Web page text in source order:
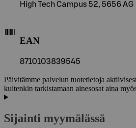
High Tech Campus 52, 5656 AG
EAN
8710103839545
Päivitämme palvelun tuotetietoja
kuitenkin tarkistamaan ainesosat aina
Sijainti myymälässä